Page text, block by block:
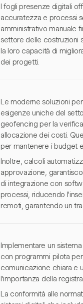
I fogli presenze digitali
accuratezza e processi
amministrativo manuale
settore delle costruzioni
la loro capacità di
dei progetti.
Le moderne soluzioni
esigenze uniche del
geofencing per la
allocazione dei costi.
per mantenere i budget
Inoltre, calcoli
approvazione,
di integrazione con
processi, riducendo
remoti, garantendo un
Implementare un
con programmi pilota
comunicazione chiara e
l'importanza della
La conformità alle